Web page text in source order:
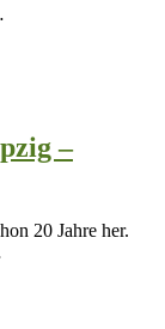
–
20 Jahre her.